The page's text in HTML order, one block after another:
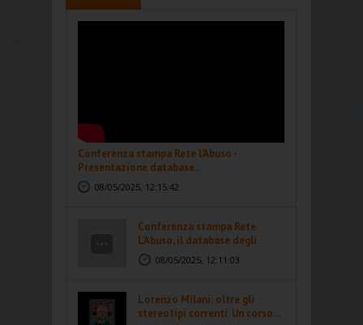
Conferenza stampa Rete l'Abuso -
Presentazione database...
08/05/2025, 12:15:42
Conferenza stampa Rete
L'Abuso, il database degli
abusi...08/05/2025, 12:11:03
Lorenzo Milani: oltre gli
stereotipi correnti. Un corso...